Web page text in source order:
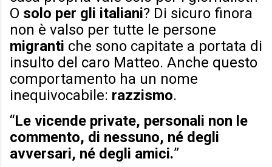
O solo per gli italiani? Di sicuro finora
non è valso per tutte le persone
migranti che sono capitate a portata di
insulto del caro Matteo. Anche questo
comportamento ha un nome
inequivocabile: razzismo.
“Le vicende private, personali non le
commento, di nessuno, né degli
avversari, né degli amici.”